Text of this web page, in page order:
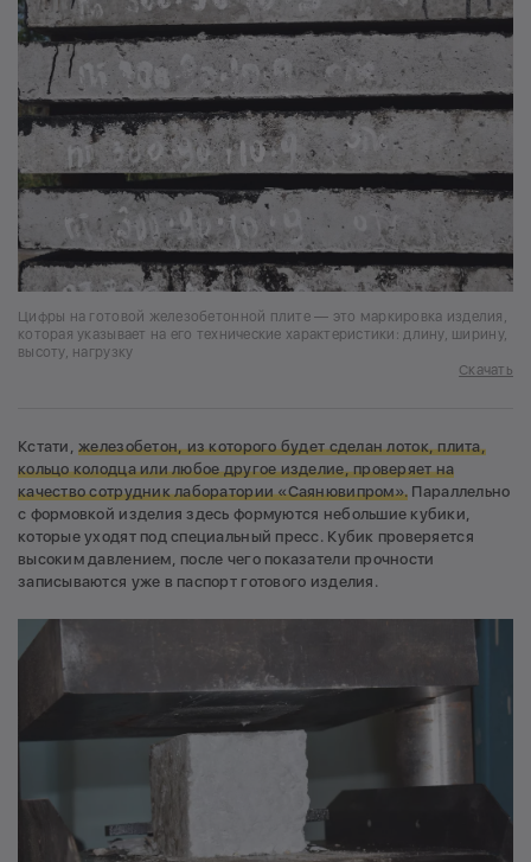
Цифры на готовой железобетонной плите — это маркировка изделия,
которая указывает на его технические характеристики: длину, ширину,
высоту, нагрузку
Скачать
Кстати,железобетон, из которого будет сделан лоток, плита,
кольцо колодца или любое другое изделие, проверяет на
качество сотрудник лаборатории«Саянювипром». Параллельно
с формовкой изделия здесь формуются небольшие кубики,
которые уходят под специальный пресс. Кубик проверяется
высоким давлением, после чего показатели прочности
записываются уже в паспорт готового изделия.